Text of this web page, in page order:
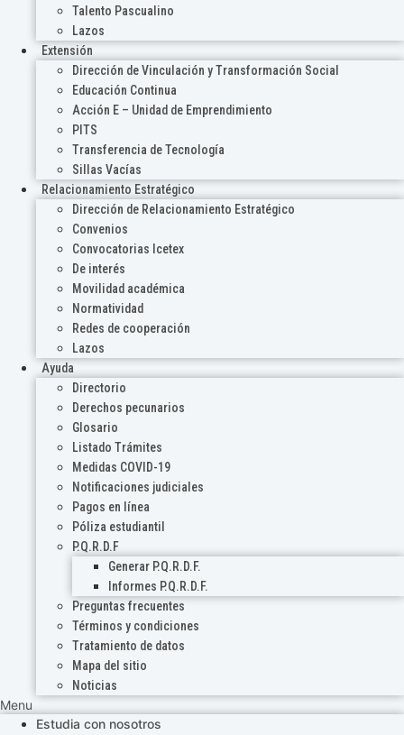
Talento Pascualino
Lazos
Extensión
Dirección de Vinculación y Transformación Social
Educación Continua
Acción E – Unidad de Emprendimiento
PITS
Transferencia de Tecnología
Sillas Vacías
Relacionamiento Estratégico
Dirección de Relacionamiento Estratégico
Convenios
Convocatorias Icetex
De interés
Movilidad académica
Normatividad
Redes de cooperación
Lazos
Ayuda
Directorio
Derechos pecunarios
Glosario
Listado Trámites
Medidas COVID-19
Notificaciones judiciales
Pagos en línea
Póliza estudiantil
P.Q.R.D.F
Generar P.Q.R.D.F.
Informes P.Q.R.D.F.
Preguntas frecuentes
Términos y condiciones
Tratamiento de datos
Mapa del sitio
Noticias
Menu
Estudia con nosotros